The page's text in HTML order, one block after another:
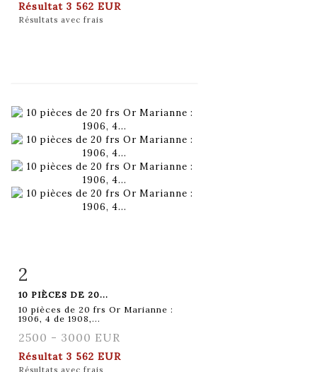
Résultat 3 562 EUR
Résultats avec frais
Fiche détaillée
2
10 PIÈCES DE 20...
10 pièces de 20 frs Or Marianne :
1906, 4 de 1908,...
2500 - 3000 EUR
Résultat 3 562 EUR
Résultats avec frais